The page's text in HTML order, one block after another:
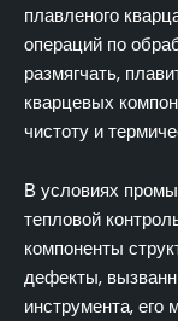
плавленого
операций по
размягчать,
кварцевых
чистоту и
В условиях
тепловой
компоненты
дефекты,
инструмента, его